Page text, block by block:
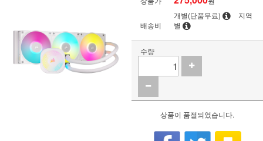
배송비
개별(단품무료)
지역
별
수량
상품이 품절되었습니다.